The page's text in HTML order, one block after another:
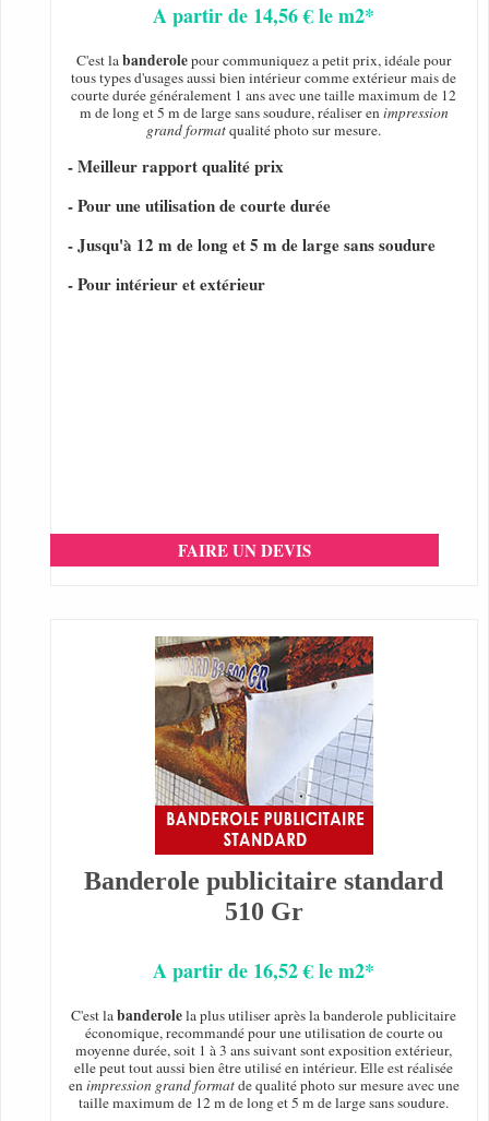
A partir de 14,56 € le m2*
C'est labanderolepour communiquez a petit prix, idéale pour
tous types d'usages aussi bien intérieur comme extérieur mais de
courte durée généralement 1 ans avec une taille maximum de 12
m de long et 5 m de large sans soudure, réaliser enimpression
grand formatqualité photo sur mesure.
- Meilleur rapport qualité prix
- Pour une utilisation de courte durée
- Jusqu'à 12 m de long et 5 m de large sans soudure
- Pour intérieur et extérieur
FAIRE UN DEVIS
Banderole publicitaire standard
510 Gr
A partir de 16,52 € le m2*
C'est labanderolela plus utiliser après la banderole publicitaire
économique, recommandé pour une utilisation de courte ou
moyenne durée, soit 1 à 3 ans suivant sont exposition extérieur,
elle peut tout aussi bien être utilisé en intérieur. Elle est réalisée
enimpression grand formatde qualité photo sur mesure avec une
taille maximum de 12 m de long et 5 m de large sans soudure.